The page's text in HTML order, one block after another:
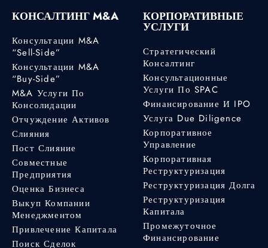
КОНСАЛТИНГ M&A
Консультации M&A
“Sell-Side”
Консультации M&A
“Buy-Side”
M&A Услуги По
Консолидации
Отчуждение Активов
Слияния
Пост Слияние
Совместные
Предприятия
Оценка Бизнеса
Выкуп Компании
Менеджментом
Привлечение Капитала
Поиск Сделок
КОРПОРАТИВНЫЕ
УСЛУГИ
Стратегический
Консалтинг
Консультационные
Услуги По SPAC
Финансирование И IPO
Услуга Due Diligence
Корпоративное
Управление
Корпоративная
Реструктуризация
Реструктуризация Долга
Реструктуризация
Капитала
Промежуточное
Финансирование